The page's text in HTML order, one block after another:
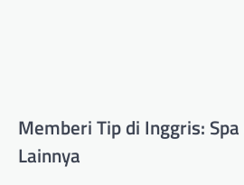
Memberi Tip di Inggris:
Lainnya